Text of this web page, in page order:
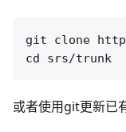
git clone
或者使用git更新已